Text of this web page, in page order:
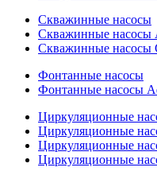
Скважинные насосы
Скважинные насосы
Скважинные насосы
Фонтанные насосы
Фонтанные насосы
Циркуляционные
Циркуляционные
Циркуляционные
Циркуляционные